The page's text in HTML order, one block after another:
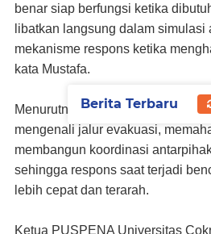
benar siap berfungsi ketika
libatkan langsung dalam simulasi
mekanisme respons ketika
kata Mustafa.
Menurutnya, melalui simulasi
mengenali jalur evakuasi,
membangun koordinasi
sehingga respons saat terjadi
lebih cepat dan terarah.
Ketua PUSPENA Universitas
Berita Terbaru